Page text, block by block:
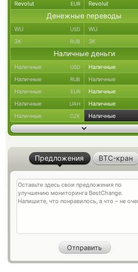
Revolut EUR Revolut
Денежные переводы
WU USD WU
ЗК RUB ЗК
Наличные деньги
Наличные USD Наличные
Наличные RUB Наличные
Наличные EUR Наличные
Наличные UAH Наличные
Наличные CZK Наличные
Предложения BTC-кран